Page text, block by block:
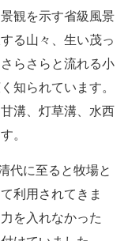
観を示す省級風景
る山々、生い茂っ
らさらと流れる小
知られています。
溝、灯草溝、水西
。
代に至ると牧場と
利用されてきま
を入れなかった